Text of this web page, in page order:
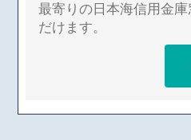
最寄りの日本海信用金
だけます。